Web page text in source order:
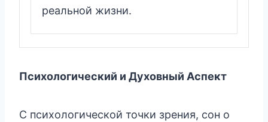
реальной жизни.
Психологический и Духовный Аспект
С психологической точки зрения, сон о